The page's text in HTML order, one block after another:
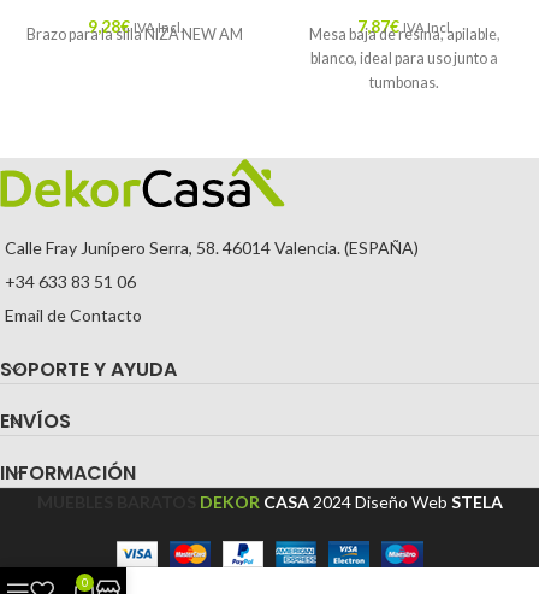
9,28€ IVA Incl.
Brazo para la silla NIZA NEW AM 7,87€ IVA Incl.
Mesa baja de resina, apilable,
blanco, ideal para uso junto a
tumbonas.
Calle Fray Junípero Serra, 58. 46014 Valencia. (ESPAÑA)
+34 633 83 51 06
Email de Contacto
SOPORTE Y AYUDA
ENVÍOS
INFORMACIÓN
DEKOR CASA 2024Diseño Web STELA
0